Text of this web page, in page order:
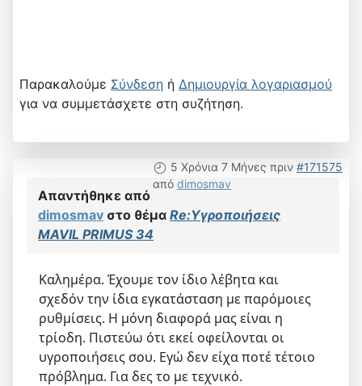
Παρακαλούμε Σύνδεση ή Δημιουργία λογαριασμού
για να συμμετάσχετε στη συζήτηση.
5 Χρόνια 7 Μήνες πριν #171575
από dimosmav
Απαντήθηκε από
dimosmav στο θέμα Re:Υγροποιήσεις
MAVIL PRIMUS 34
Καλημέρα. Έχουμε τον ίδιο λέβητα και
σχεδόν την ίδια εγκατάσταση με παρόμοιες
ρυθμίσεις. Η μόνη διαφορά μας είναι η
τρίοδη. Πιστεύω ότι εκεί οφείλονται οι
υγροποιήσεις σου. Εγώ δεν είχα ποτέ τέτοιο
πρόβλημα. Για δες το με τεχνικό.